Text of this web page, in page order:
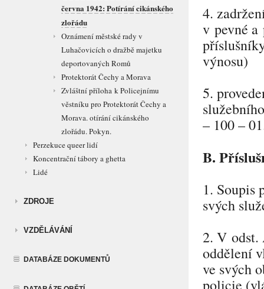
června 1942: Potírání cikánského
zlořádu
Oznámení městské rady v
Luhačovicích o dražbě majetku
deportovaných Romů
Protektorát Čechy a Morava
Zvláštní příloha k Policejnímu
věstníku pro Protektorát Čechy a
Morava. otírání cikánského
zlořádu. Pokyn.
Perzekuce queer lidí
Koncentrační tábory a ghetta
Lidé
ZDROJE
VZDĚLÁVÁNÍ
DATABÁZE DOKUMENTŮ
4.
v pevné
výnosu)
5.
– 100 –
B.
1. Soupis
svých
2. V odst.
oddělení
ve svých
policie